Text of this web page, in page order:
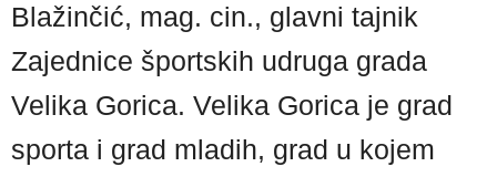
Blažinčić, mag. cin., glavni tajnik
Zajednice športskih udruga grada
Velika Gorica. Velika Gorica je grad
sporta i grad mladih, grad u kojem